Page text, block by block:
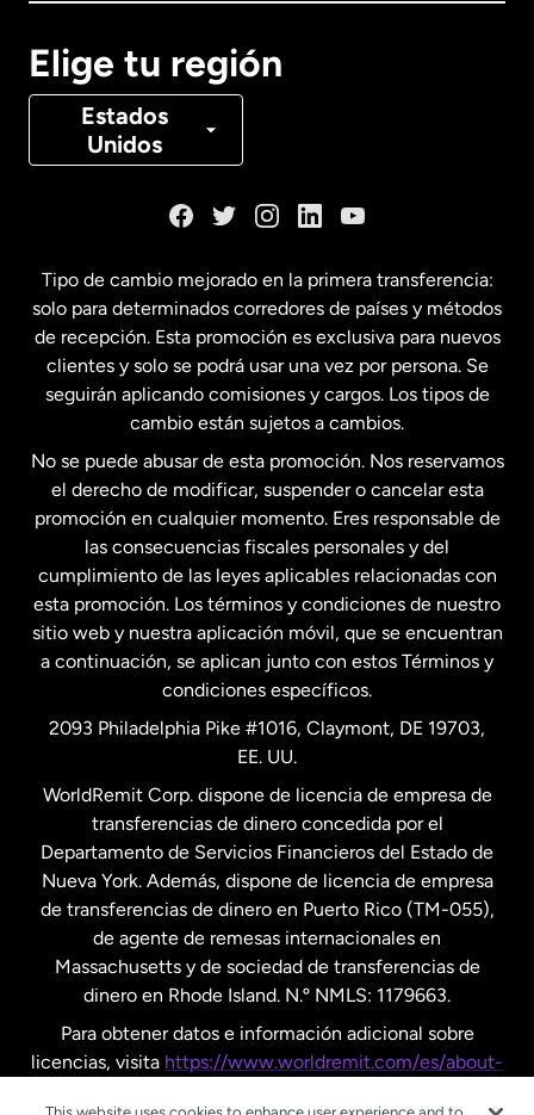
Elige tu región
Estados
Unidos
Canadá Français
Estados Unidos English
Estados Unidos Español
Francia
Malasia
Nueva Zelanda
Países Bajos
Suecia
Tipo de cambio mejorado en la primera transferencia:
solo para determinados corredores de países y métodos
de recepción. Esta promoción es exclusiva para nuevos
clientes y solo se podrá usar una vez por persona. Se
seguirán aplicando comisiones y cargos. Los tipos de
cambio están sujetos a cambios.
No se puede abusar de esta promoción. Nos reservamos
el derecho de modificar, suspender o cancelar esta
promoción en cualquier momento. Eres responsable de
las consecuencias fiscales personales y del
cumplimiento de las leyes aplicables relacionadas con
esta promoción. Los términos y condiciones de nuestro
sitio web y nuestra aplicación móvil, que se encuentran
a continuación, se aplican junto con estos Términos y
condiciones específicos.
2093 Philadelphia Pike #1016, Claymont, DE 19703,
EE. UU.
WorldRemit Corp. dispone de licencia de empresa de
transferencias de dinero concedida por el
Departamento de Servicios Financieros del Estado de
Nueva York. Además, dispone de licencia de empresa
de transferencias de dinero en Puerto Rico (TM-055),
de agente de remesas internacionales en
Massachusetts y de sociedad de transferencias de
dinero en Rhode Island. N.º NMLS: 1179663.
Para obtener datos e información adicional sobre
licencias, visita https://www.worldremit.com/es/about-